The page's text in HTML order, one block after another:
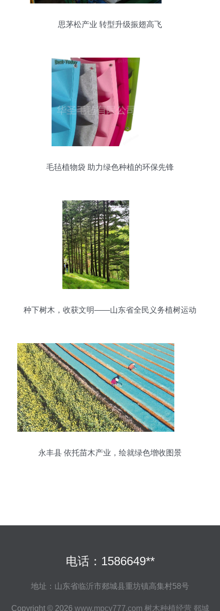
思茅松产业 转型升级振翅高飞
毛毡植物袋 助力绿色种植的环保先锋
种下树木，收获文明——山东省全民义务植树运动
永丰县 依托苗木产业，绘就绿色增收图景
电话：1586649**
地址：山东省临沂市郯城县重坊镇高集村58号
Copyright © 2026 www.mpcy777.com 树木种植经营 郯城